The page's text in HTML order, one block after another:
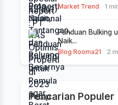
Market Trend 1
Panduan Bulking
Naik...
Blog Rooma21 2
Pencarian Populer